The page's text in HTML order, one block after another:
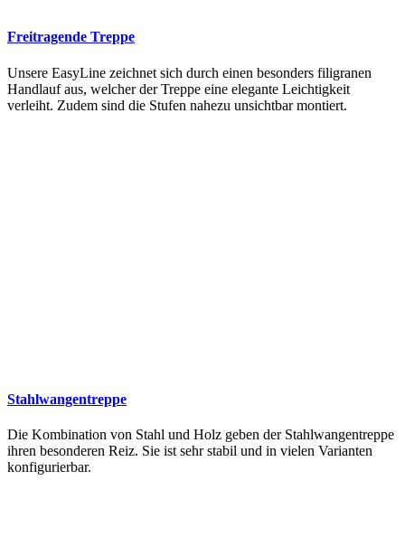
Freitragende Treppe
Unsere EasyLine zeichnet sich durch einen besonders filigranen
Handlauf aus, welcher der Treppe eine elegante Leichtigkeit
verleiht. Zudem sind die Stufen nahezu unsichtbar montiert.
Stahlwangentreppe
Die Kombination von Stahl und Holz geben der Stahlwangentreppe
ihren besonderen Reiz. Sie ist sehr stabil und in vielen Varianten
konfigurierbar.